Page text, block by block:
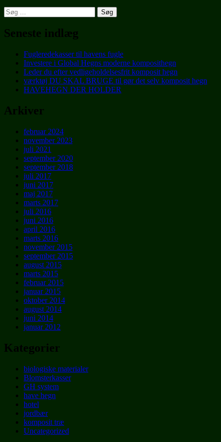
Søg
efter:
Seneste indlæg
Fugleredekasser til havens fugle
Investere i Global Hegns moderne komposithegn
Leder du efter vedligeholdelsesfrit komposit hegn
værktøj DU SKAL BRUGE til gør det selv komposit hegn
HAVEHEGN DER HOLDER
Arkiver
februar 2024
november 2023
juli 2021
september 2020
september 2018
juli 2017
juni 2017
maj 2017
marts 2017
juli 2016
juni 2016
april 2016
marts 2016
november 2015
september 2015
august 2015
marts 2015
februar 2015
januar 2015
oktober 2014
august 2014
juni 2014
januar 2012
Kategorier
biologiske materialer
Blomsterkasser
GH system
have hegn
hotel
jordbær
komposit træ
Uncategorized